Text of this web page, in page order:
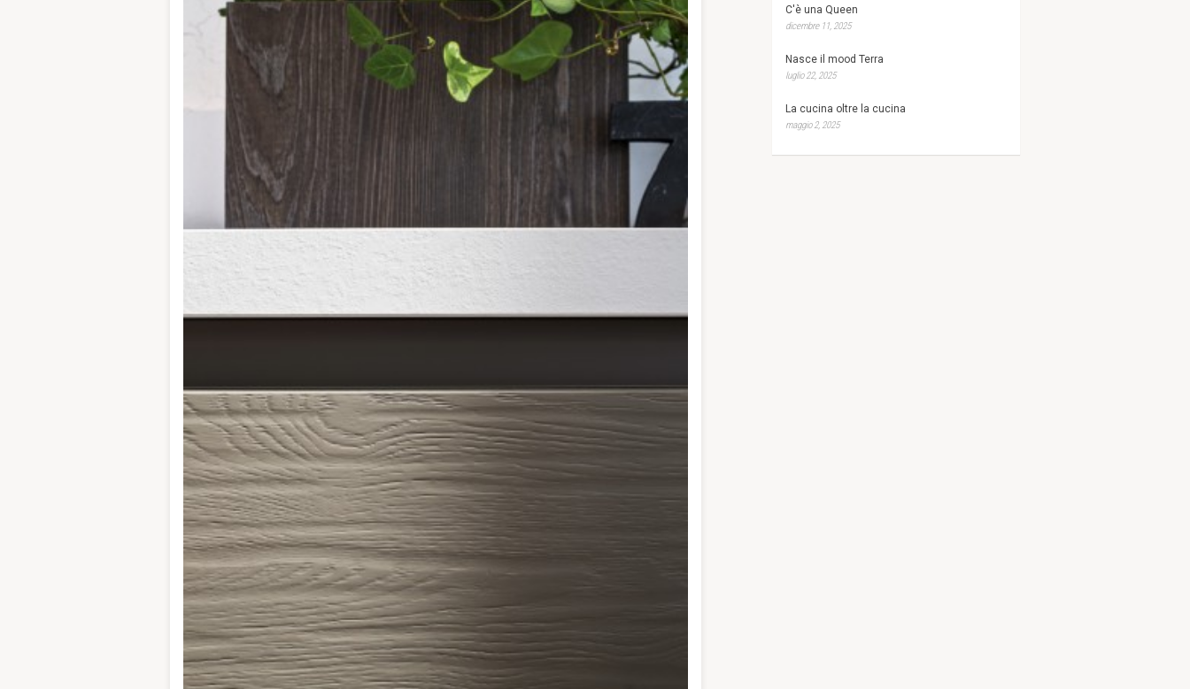
C'è una Queen
dicembre 11, 2025
Nasce il mood Terra
luglio 22, 2025
La cucina oltre la cucina
maggio 2, 2025